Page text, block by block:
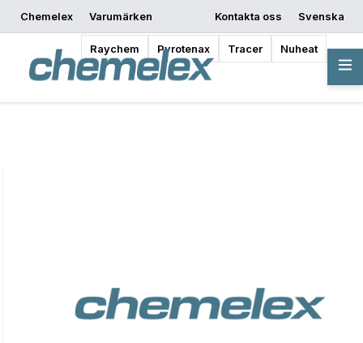
Chemelex Varumärken
Raychem Pyrotenax Tracer Nuheat
Kontakta oss
Svenska
Begär offert
Var kan man köpa Börja designa
Översikt